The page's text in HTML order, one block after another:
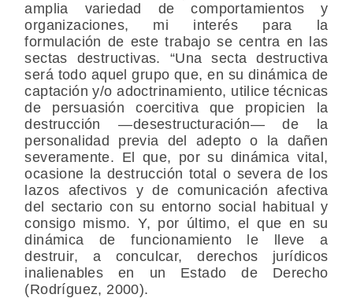
amplia variedad de comportamientos y
organizaciones, mi interés para la
formulación de este trabajo se centra en las
sectas destructivas. “Una secta destructiva
será todo aquel grupo que, en su dinámica de
captación y/o adoctrinamiento, utilice técnicas
de persuasión coercitiva que propicien la
destrucción —desestructuración— de la
personalidad previa del adepto o la dañen
severamente. El que, por su dinámica vital,
ocasione la destrucción total o severa de los
lazos afectivos y de comunicación afectiva
del sectario con su entorno social habitual y
consigo mismo. Y, por último, el que en su
dinámica de funcionamiento le lleve a
destruir, a conculcar, derechos jurídicos
inalienables en un Estado de Derecho
(Rodríguez, 2000).